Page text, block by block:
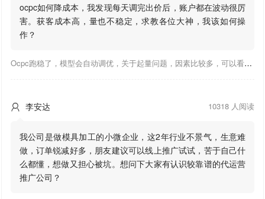
ocpc如何降成本，我发现每天调完出价后，账户都在波动很厉
害。获客成本高，量也不稳定，求教各位大神，我该如何操
作？
Ocpc跑稳了，模型会自动调优，关于起量问题，因素比较多，可以看下靠谱推大神出的干货文章，都是经验总结，应该可以找到对应解决。
 李安达 10318 人阅读
我公司是做模具加工的小微企业，这2年行业不景气，生意难
做，订单锐减好多，朋友建议可以线上推广试试，苦于自己什
么都懂，想做又担心被坑。想问下大家有认识较靠谱的代运营
推广公司？